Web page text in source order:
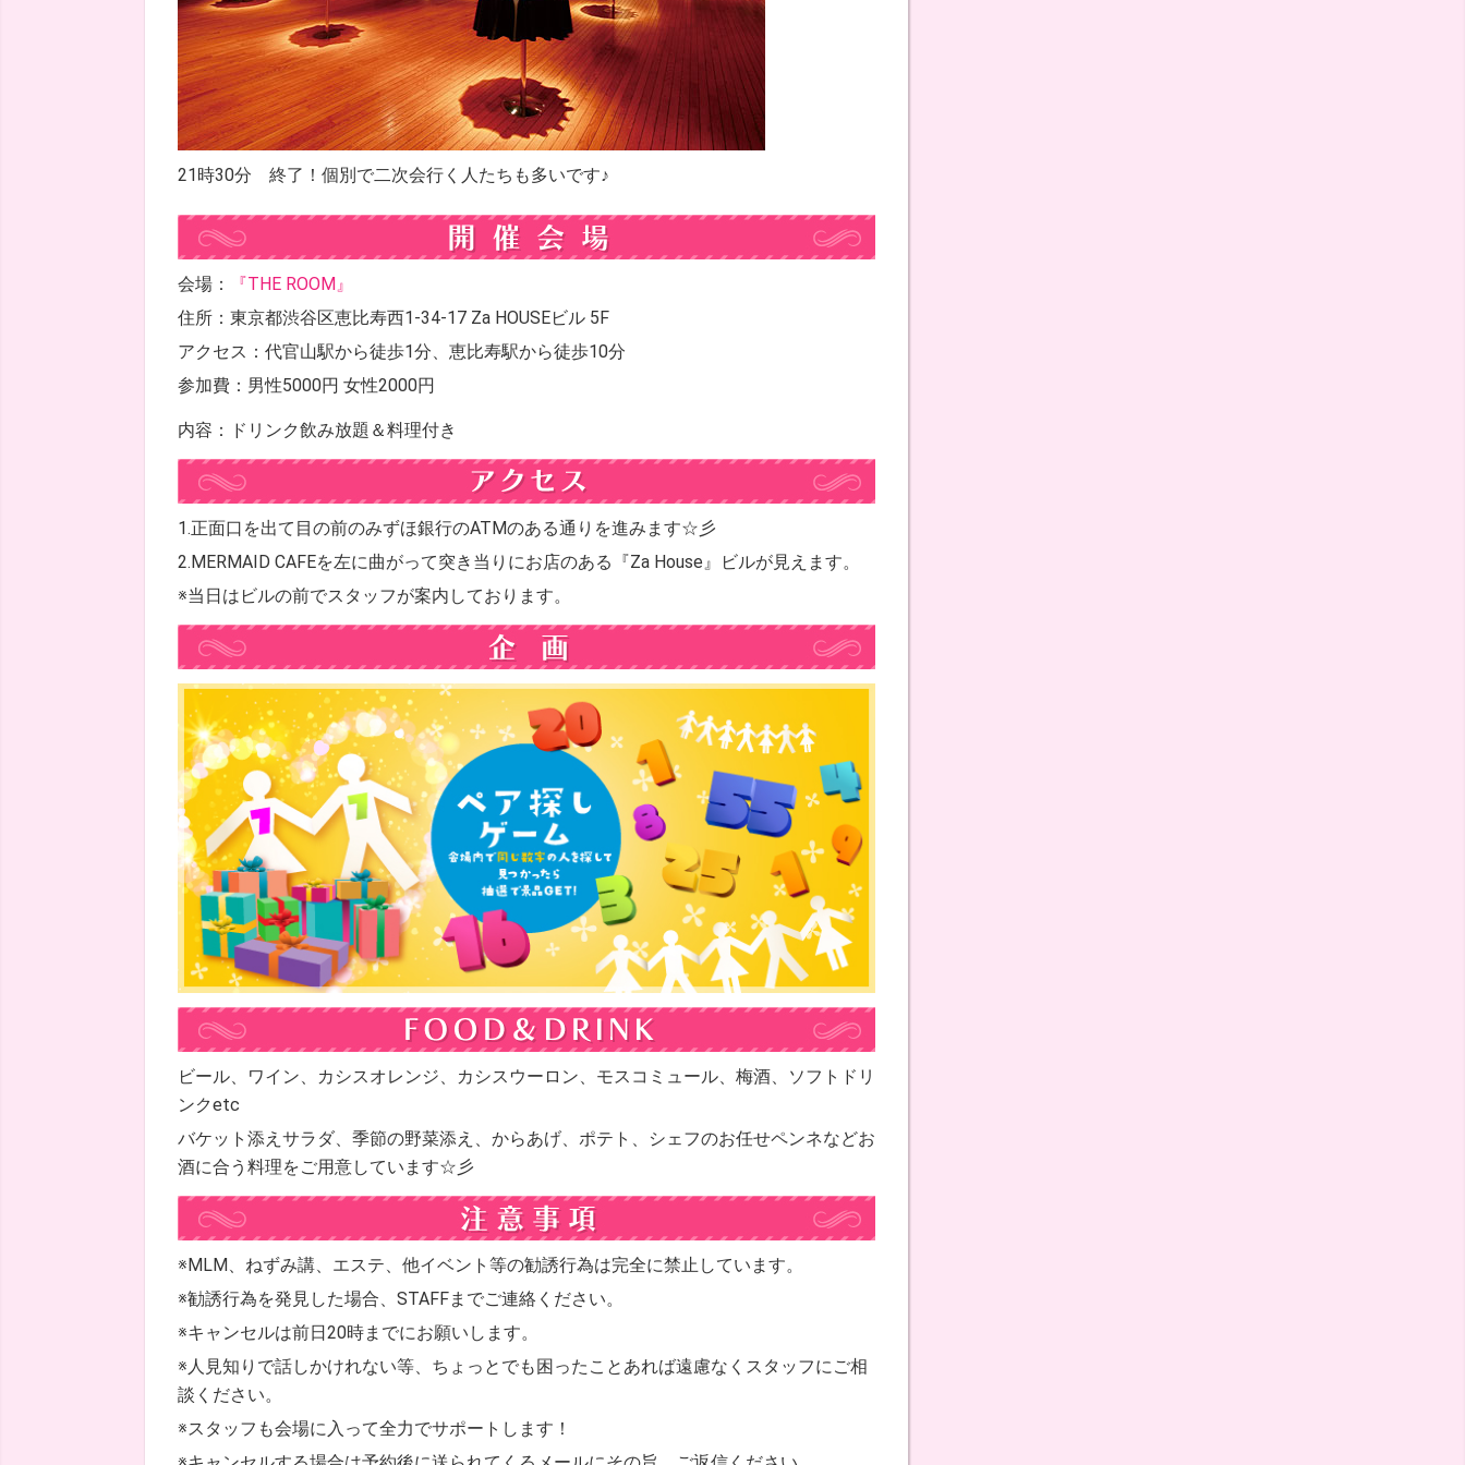
21時30分 終了！個別で二次会行く人たちも多いです♪
会場：
『THE ROOM』
住所：東京都渋谷区恵比寿西1-34-17 Za HOUSEビル 5F
アクセス：代官山駅から徒歩1分、恵比寿駅から徒歩10分
参加費：男性5000円 女性2000円
内容：ドリンク飲み放題＆料理付き
1.正面口を出て目の前のみずほ銀行のATMのある通りを進みます☆彡
2.MERMAID CAFEを左に曲がって突き当りにお店のある『Za House』ビルが見えます。
※当日はビルの前でスタッフが案内しております。
ビール、ワイン、カシスオレンジ、カシスウーロン、モスコミュール、梅酒、ソフトドリ
ンクetc
バケット添えサラダ、季節の野菜添え、からあげ、ポテト、シェフのお任せペンネなどお
酒に合う料理をご用意しています☆彡
※MLM、ねずみ講、エステ、他イベント等の勧誘行為は完全に禁止しています。
※勧誘行為を発見した場合、STAFFまでご連絡ください。
※キャンセルは前日20時までにお願いします。
※人見知りで話しかけれない等、ちょっとでも困ったことあれば遠慮なくスタッフにご相
談ください。
※スタッフも会場に入って全力でサポートします！